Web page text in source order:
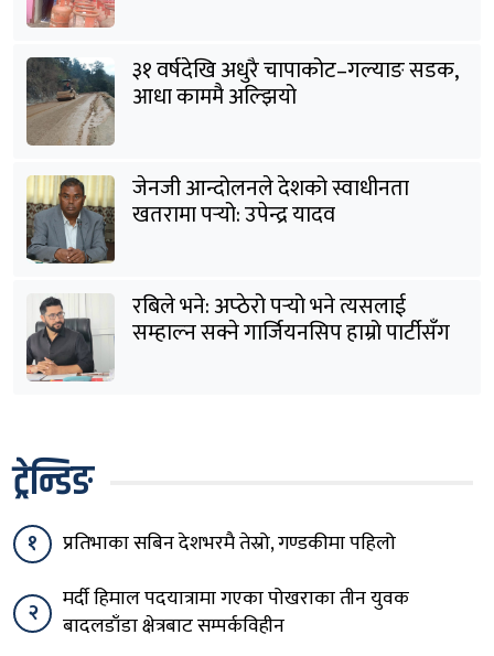
३१ वर्षदेखि अधुरै चापाकोट–गल्याङ सडक,
आधा काममै अल्झियो
जेनजी आन्दोलनले देशको स्वाधीनता
खतरामा पर्‍यो: उपेन्द्र यादव
रबिले भने: अप्ठेरो पर्‍यो भने त्यसलाई
सम्हाल्न सक्ने गार्जियनसिप हाम्रो पार्टीसँग
ट्रेन्डिङ
१ प्रतिभाका सबिन देशभरमै तेस्रो, गण्डकीमा पहिलो
२
मर्दी हिमाल पदयात्रामा गएका पोखराका तीन युवक
बादलडाँडा क्षेत्रबाट सम्पर्कविहीन